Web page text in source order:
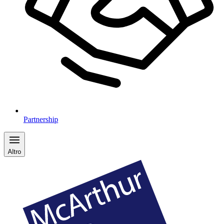
Partnership
Altro